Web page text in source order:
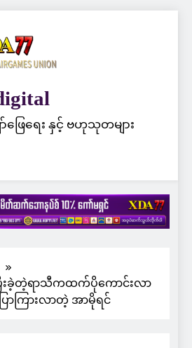
ဖြေရေး နှင့် ဗဟုသုတများ
ခဲ့တဲ့ရာသီကထက်ပိုကောင်းလာ
ာကြားလာတဲ့ အာမိုရင်